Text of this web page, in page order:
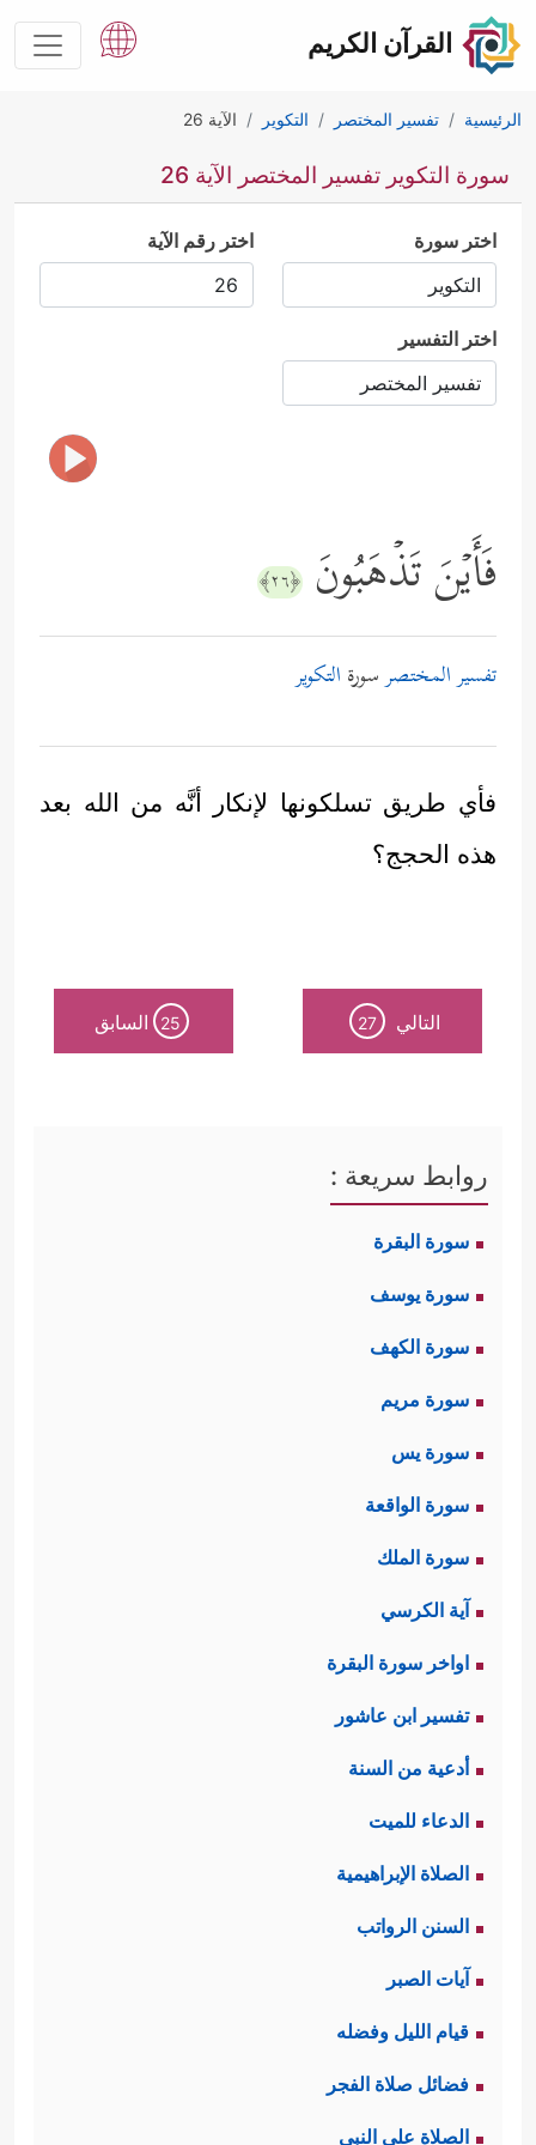
القرآن الكريم
الرئيسية تفسير المختصر التكوير الآية 26
سورة التكوير تفسير المختصر الآية 26
اختر سورة اختر رقم الآية
اختر التفسير
فَأَیۡنَ تَذۡهَبُونَ ﴿٢٦﴾
تفسير المختصرسورة التكوير
فأي طريق تسلكونها لإنكار أنَّه من الله بعد
هذه الحجج؟
التالي 27
25 السابق
روابط سريعة :
سورة البقرة
سورة يوسف
سورة الكهف
سورة مريم
سورة يس
سورة الواقعة
سورة الملك
آية الكرسي
اواخر سورة البقرة
تفسير ابن عاشور
أدعية من السنة
الدعاء للميت
الصلاة الإبراهيمية
السنن الرواتب
آيات الصبر
قيام الليل وفضله
فضائل صلاة الفجر
الصلاة على النبي